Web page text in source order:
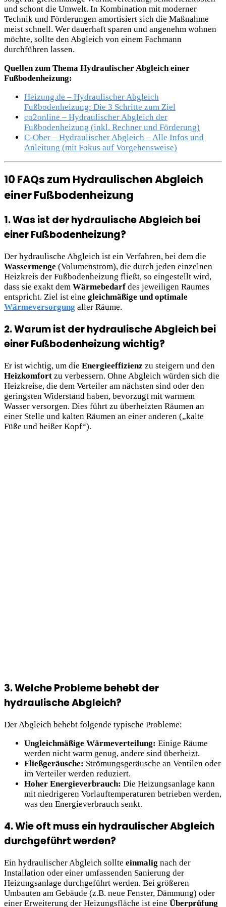
und schont die Umwelt. In Kombination mit moderner
Technik und Förderungen amortisiert sich die Maßnahme
meist schnell. Wer dauerhaft sparen und angenehm wohnen
möchte, sollte den Abgleich von einem Fachmann
durchführen lassen.
Quellen zum Thema Hydraulischer Abgleich einer
Fußbodenheizung:
Heizung.de – Hydraulischer Abgleich
Fußbodenheizung: Die 3 Schritte zum Ziel
co2online – Hydraulischer Abgleich der
Fußbodenheizung (inkl. Rechner und Förderung)
C-Ober – Hydraulischer Abgleich – Alle Infos und
Anleitung (mit Fokus auf Vorgehensweise)
10 FAQs zum Hydraulischen Abgleich
einer Fußbodenheizung
1. Was ist der hydraulische Abgleich bei
einer Fußbodenheizung?
Der hydraulische Abgleich ist ein Verfahren, bei dem die
Wassermenge (Volumenstrom), die durch jeden einzelnen
Heizkreis der Fußbodenheizung fließt, so eingestellt wird,
dass sie exakt dem Wärmebedarf des jeweiligen Raumes
entspricht. Ziel ist eine gleichmäßige und optimale
Wärmeversorgung aller Räume.
2. Warum ist der hydraulische Abgleich bei
einer Fußbodenheizung wichtig?
Er ist wichtig, um die Energieeffizienz zu steigern und den
Heizkomfort zu verbessern. Ohne Abgleich würden sich die
Heizkreise, die dem Verteiler am nächsten sind oder den
geringsten Widerstand haben, bevorzugt mit warmem
Wasser versorgen. Dies führt zu überheizten Räumen an
einer Stelle und kalten Räumen an einer anderen („kalte
Füße und heißer Kopf“).
3. Welche Probleme behebt der
hydraulische Abgleich?
Der Abgleich behebt folgende typische Probleme:
Ungleichmäßige Wärmeverteilung: Einige Räume
werden nicht warm genug, andere sind überheizt.
Fließgeräusche: Strömungsgeräusche an Ventilen oder
im Verteiler werden reduziert.
Hoher Energieverbrauch: Die Heizungsanlage kann
mit niedrigeren Vorlauftemperaturen betrieben werden,
was den Energieverbrauch senkt.
4. Wie oft muss ein hydraulischer Abgleich
durchgeführt werden?
Ein hydraulischer Abgleich sollte einmalig nach der
Installation oder einer umfassenden Sanierung der
Heizungsanlage durchgeführt werden. Bei größeren
Umbauten am Gebäude (z.B. neue Fenster, Dämmung) oder
einer Erweiterung der Heizungsfläche ist eine Überprüfung